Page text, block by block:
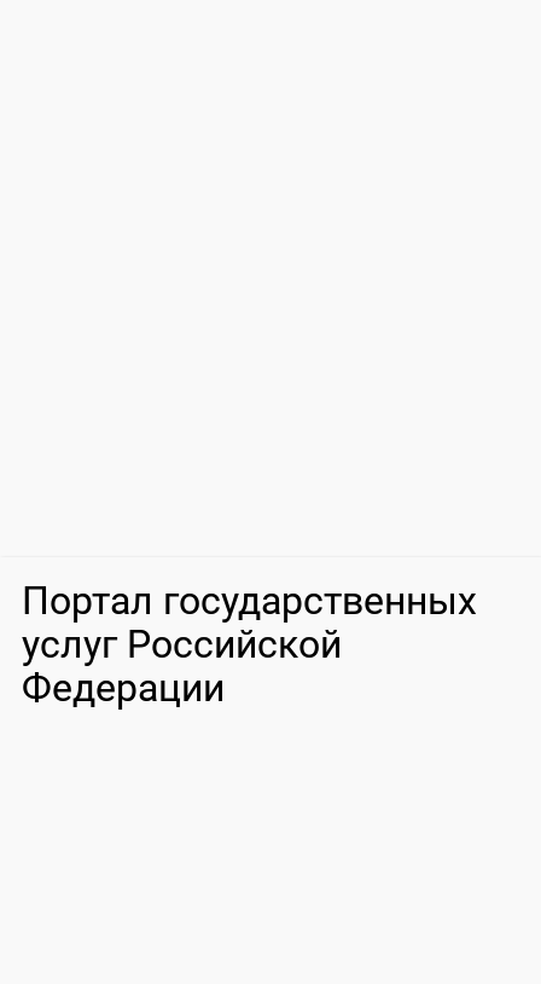
Портал государственных
услуг Российской
Федерации